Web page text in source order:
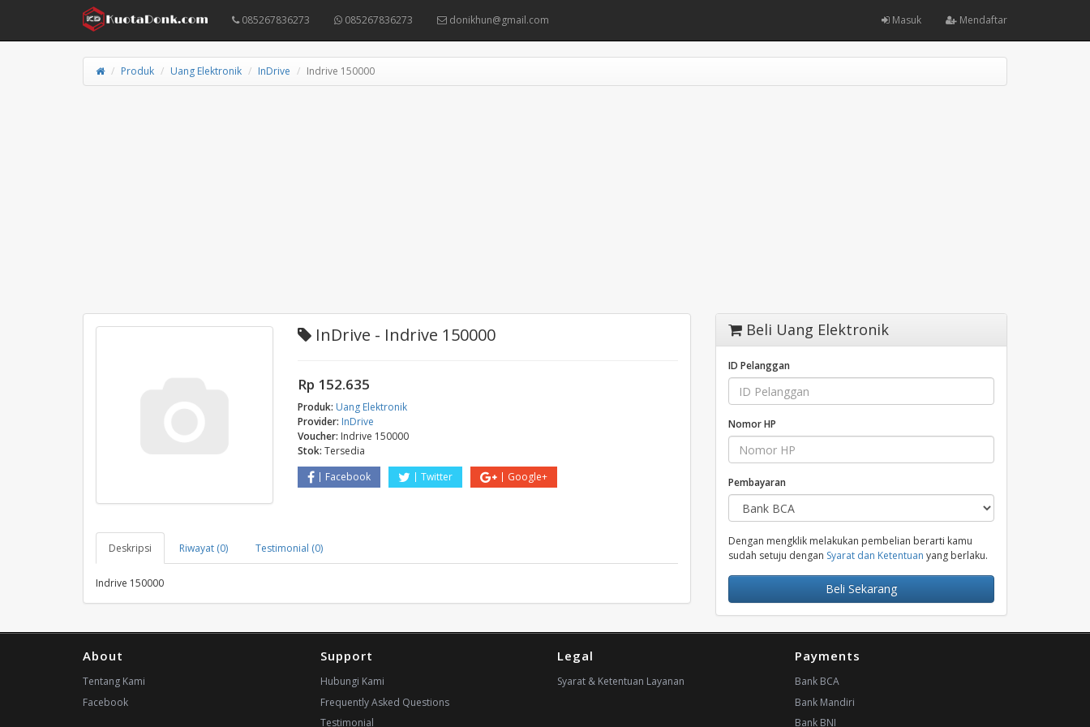
085267836273 085267836273 donikhun@gmail.com Masuk Mendaftar
Produk Uang Elektronik InDrive Indrive 150000
InDrive - Indrive 150000
Rp 152.635
Produk: Uang Elektronik
Provider: InDrive
Voucher: Indrive 150000
Stok: Tersedia
Facebook
Twitter Google+
Deskripsi Riwayat (0) Testimonial (0)
Indrive 150000
Beli Uang Elektronik
ID Pelanggan
Nomor HP
Pembayaran
Dengan mengklik melakukan pembelian berarti kamu
sudah setuju dengan Syarat dan Ketentuan yang berlaku.
Beli Sekarang
About
Tentang Kami
Facebook
Support
Hubungi Kami
Frequently Asked Questions
Testimonial
Legal
Syarat & Ketentuan Layanan
Payments
Bank BCA
Bank Mandiri
Bank BNI